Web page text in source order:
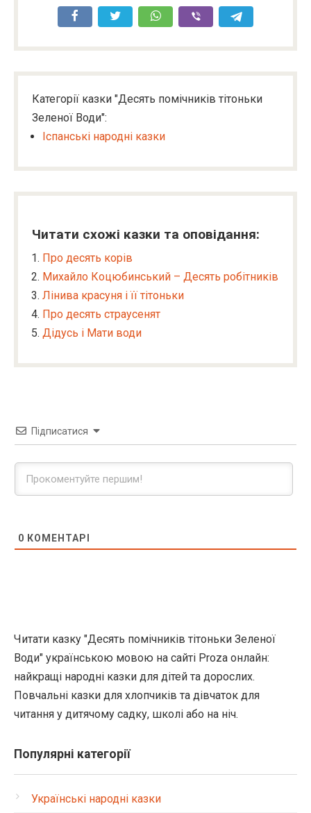
Категорії казки "Десять помічників тітоньки
Зеленої Води":
Іспанські народні казки
Читати схожі казки та оповідання:
Про десять корів
Михайло Коцюбинський – Десять робітників
Лінива красуня і її тітоньки
Про десять страусенят
Дідусь і Мати води
Підписатися
0 КОМЕНТАРІ
Читати казку "Десять помічників тітоньки Зеленої
Води" українською мовою на сайті Proza онлайн:
найкращі народні казки для дітей та дорослих.
Повчальні казки для хлопчиків та дівчаток для
читання у дитячому садку, школі або на ніч.
Популярні категорії
Українські народні казки